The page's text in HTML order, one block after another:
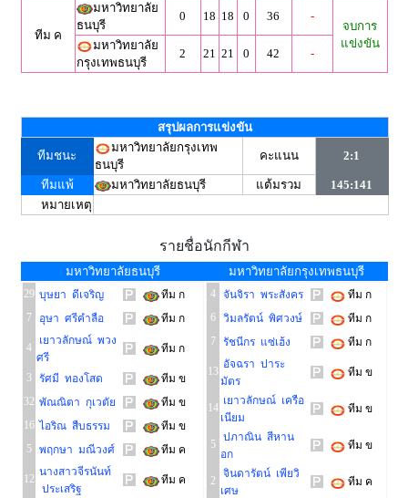
ทีม ค
มหาวิทยาลัย
ธนบุรี
0 18 18 0 36 -
จบการ
แข่งขัน
มหาวิทยาลัย
กรุงเทพธนบุรี
2 21 21 0 42 -
สรุปผลการแข่งขัน
ทีมชนะ
มหาวิทยาลัยกรุงเทพ
ธนบุรี
คะแนน 2:1
ทีมแพ้ มหาวิทยาลัยธนบุรี แต้มรวม
145:141
หมายเหตุ
รายชื่อนักกีฬา
มหาวิทยาลัยธนบุรี มหาวิทยาลัยกรุงเทพธนบุรี
29 บุษยา ดีเจริญ
ทีม ก
7
อุษา ศรีคำลือ ทีม ก
4
เยาวลักษณ์ พวง
ศรี
ทีม ก
3 รัศมี ทองโสด
ทีม ข
32 พัณณิตา กุเวตัย
ทีม ข
16 ไอริณ สืบธรรม
ทีม ข
5
พฤกษา มณีวงศ์ ทีม ค
12
นางสาวจีรนันท์
ประเสริฐ
ทีม ค
4 จันจิรา พระสังคร
ทีม ก
6
วิมลรัตน์ พิศวงษ์
ทีม ก
7
รัชนีกร แซ่เฮ้ง ทีม ก
13
อัจฉรา ปาระ
มัตร
ทีม ข
14
เยาวลักษณ์ เครือ
เนียม
ทีม ข
5
ปภาณิน สีหาน
อก
ทีม ข
2
จินดารัตน์ เพียวิ
เศษ
ทีม ค